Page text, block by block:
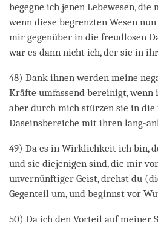
begegne ich jenen Lebewesen, die
wenn diese begrenzten Wesen
mir gegenüber in die freudlosen
war es dann nicht ich, der sie in
48) Dank ihnen werden meine
Kräfte umfassend bereinigt, wenn
aber durch mich stürzen sie in die
Daseinsbereiche mit ihren lang-
49) Da es in Wirklichkeit ich bin,
und sie diejenigen sind, die mir
unvernünftiger Geist, drehst du
Gegenteil um, und beginnst vor
50) Da ich den Vorteil auf meiner